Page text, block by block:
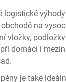
na
vložky,
domácí i
je také